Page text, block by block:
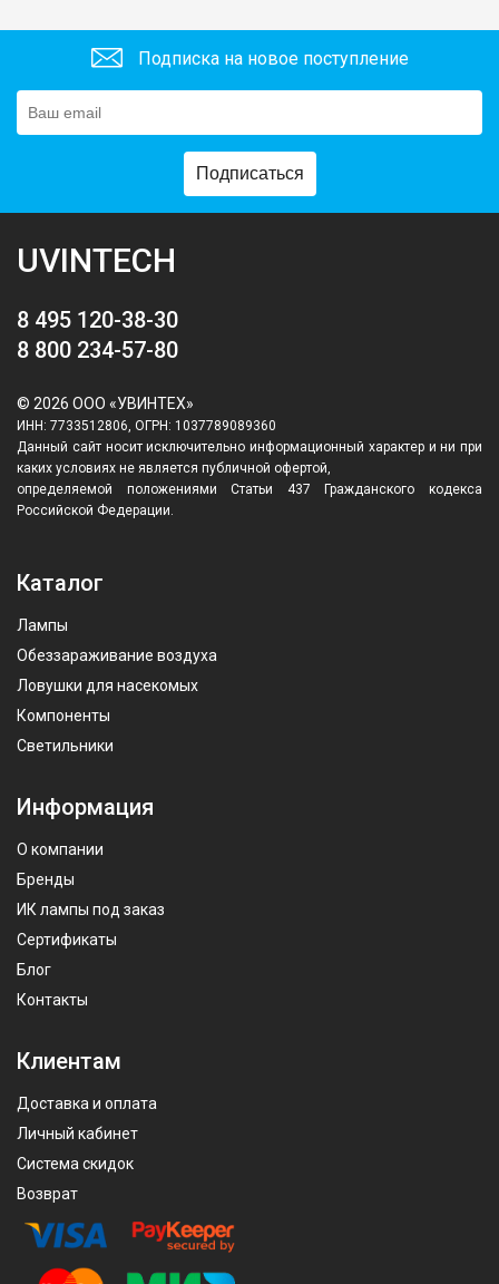
Подписка на новое поступление
Подписаться
UVINTECH
8 495 120-38-30
8 800 234-57-80
© 2026 ООО «УВИНТЕХ»
ИНН: 7733512806, ОГРН: 1037789089360
Данный сайт носит исключительно информационный характер и ни при
каких условиях не является публичной офертой,
определяемой положениями Статьи 437 Гражданского кодекса
Российской Федерации.
Каталог
Лампы
Обеззараживание воздуха
Ловушки для насекомых
Компоненты
Светильники
Информация
О компании
Бренды
ИК лампы под заказ
Сертификаты
Блог
Контакты
Клиентам
Доставка и оплата
Личный кабинет
Система скидок
Возврат